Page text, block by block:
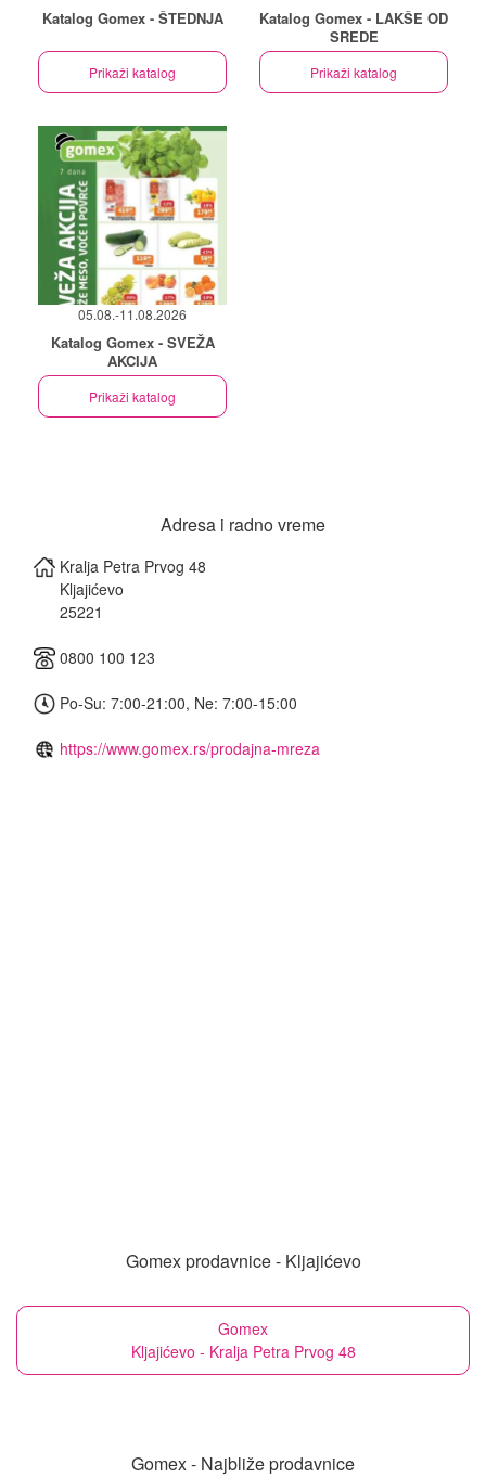
Katalog Gomex - ŠTEDNJA
Prikaži katalog
Katalog Gomex - LAKŠE OD
SREDE
Prikaži katalog
05.08.-11.08.2026
Katalog Gomex - SVEŽA
AKCIJA
Prikaži katalog
Adresa i radno vreme
Kralja Petra Prvog 48
Kljajićevo
25221
0800 100 123
Po-Su: 7:00-21:00, Ne: 7:00-15:00
https://www.gomex.rs/prodajna-mreza
Gomex prodavnice - Kljajićevo
Gomex
Kljajićevo - Kralja Petra Prvog 48
Gomex - Najbliže prodavnice